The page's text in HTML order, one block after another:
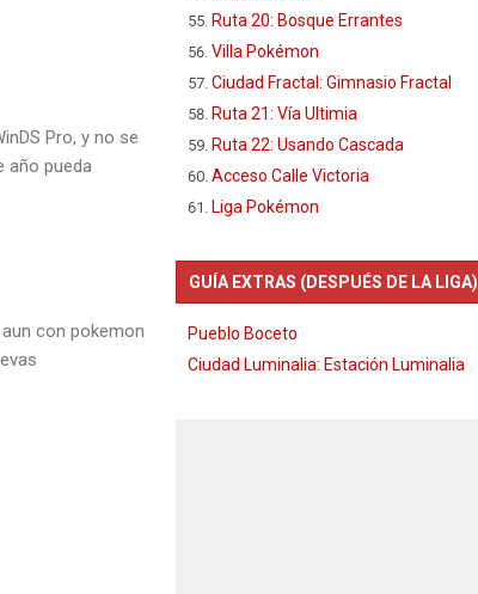
Pro, y no se
año pueda
con pokemon
Ruta 20: Bosque Errantes
Villa Pokémon
Ciudad Fractal: Gimnasio Fractal
Ruta 21: Vía Ultimia
Ruta 22: Usando Cascada
Acceso Calle Victoria
Liga Pokémon
GUÍA EXTRAS (DESPUÉS DE LA LIGA)
Pueblo Boceto
Ciudad Luminalia: Estación Luminalia